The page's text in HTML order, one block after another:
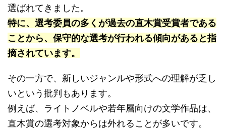
選ばれてきました。
特に、選考委員の多くが過去の直木賞受賞者である
ことから、保守的な選考が行われる傾向があると指
摘されています。
その一方で、新しいジャンルや形式への理解が乏し
いという批判もあります。
例えば、ライトノベルや若年層向けの文学作品は、
直木賞の選考対象からは外れることが多いです。